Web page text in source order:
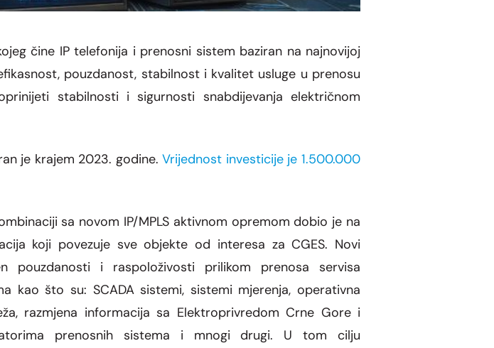
čine IP telefonija i prenosni sistem baziran na najnovijoj
pouzdanost, stabilnost i kvalitet usluge u prenosu
stabilnosti i sigurnosti snabdijevanja električnom
je krajem 2023. godine.Vrijednost investicije je 1.500.000
sa novom IP/MPLS aktivnom opremom dobio je na
koji povezuje sve objekte od interesa za CGES. Novi
pouzdanosti i raspoloživosti prilikom prenosa servisa
kao što su: SCADA sistemi, sistemi mjerenja, operativna
razmjena informacija sa Elektroprivredom Crne Gore i
prenosnih sistema i mnogi drugi. U tom cilju